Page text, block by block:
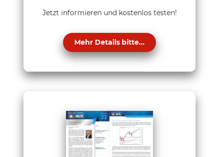
Jetzt informieren und kostenlos testen!
Mehr Details bitte...